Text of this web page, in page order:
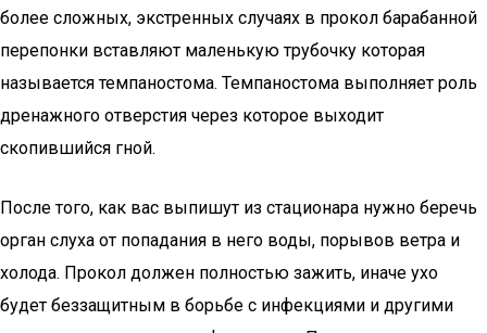
более сложных, экстренных случаях в прокол барабанной
перепонки вставляют маленькую трубочку которая
называется темпаностома. Темпаностома выполняет роль
дренажного отверстия через которое выходит
скопившийся гной.
После того, как вас выпишут из стационара нужно беречь
орган слуха от попадания в него воды, порывов ветра и
холода. Прокол должен полностью зажить, иначе ухо
будет беззащитным в борьбе с инфекциями и другими